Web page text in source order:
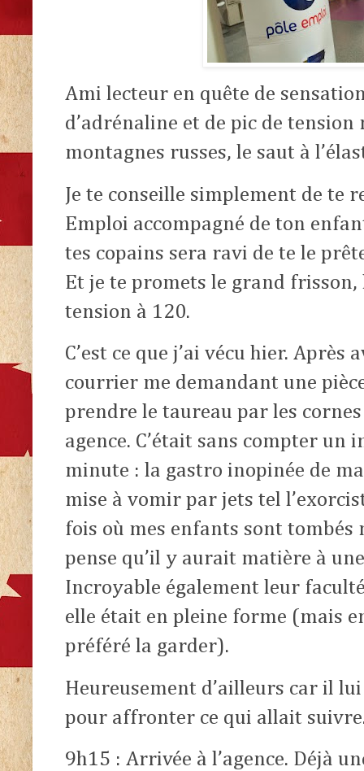
Ami lecteur en quête de
d’adrénaline et de pic de tension
montagnes russes, le saut à
Je te conseille simplement de te
Emploi accompagné de ton
tes copains sera ravi de te le
Et je te promets le grand frisson,
tension à 120.
C’est ce que j’ai vécu hier. Après
courrier me demandant une
prendre le taureau par les
agence. C’était sans compter un
minute : la gastro inopinée de
mise à vomir par jets tel
fois où mes enfants sont tombés
pense qu’il y aurait matière à
Incroyable également leur
elle était en pleine forme (mais
préféré la garder).
Heureusement d’ailleurs car il
pour affronter ce qui allait
9h15 : Arrivée à l’agence. Déjà